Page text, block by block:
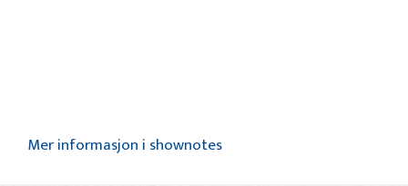
Mer informasjon i shownotes